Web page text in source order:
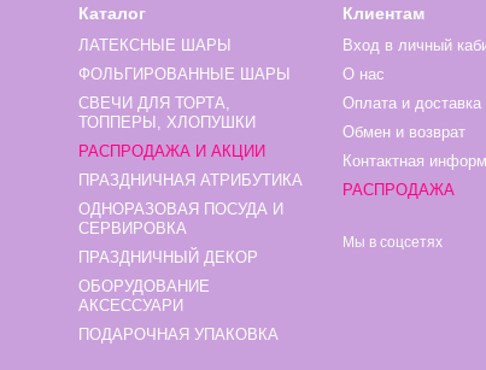
Каталог
ЛАТЕКСНЫЕ ШАРЫ
ФОЛЬГИРОВАННЫЕ ШАРЫ
СВЕЧИ ДЛЯ ТОРТА,
ТОППЕРЫ, ХЛОПУШКИ
РАСПРОДАЖА И АКЦИИ
ПРАЗДНИЧНАЯ АТРИБУТИКА
ОДНОРАЗОВАЯ ПОСУДА И
СЕРВИРОВКА
ПРАЗДНИЧНЫЙ ДЕКОР
ОБОРУДОВАНИЕ
АКСЕССУАРИ
ПОДАРОЧНАЯ УПАКОВКА
Клиентам
Вход в личный
О нас
Оплата и доставка
Обмен и возврат
Контактная
РАСПРОДАЖА
Мы в соцсетях